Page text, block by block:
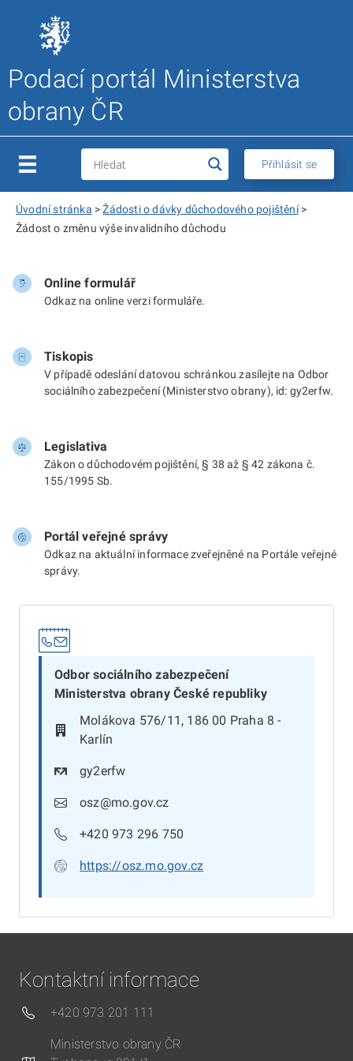
Podací portál Ministerstva
obrany ČR
Přihlásit se
Úvodní stránka >Žádosti o dávky důchodového pojištění>
Žádost o změnu výše invalidního důchodu
Online formulář
Odkaz na online verzi formuláře.
Tiskopis
V případě odeslání datovou schránkou zasílejte na Odbor
sociálního zabezpečení (Ministerstvo obrany), id: gy2erfw.
Legislativa
Zákon o důchodovém pojištění, § 38 až § 42 zákona č.
155/1995 Sb.
Portál veřejné správy
Odkaz na aktuální informace zveřejněné na Portále veřejné
správy.
Odbor sociálního zabezpečení
Ministerstva obrany České republiky
Molákova 576/11, 186 00 Praha 8 -
Karlín
gy2erfw
osz@mo.gov.cz
+420 973 296 750
https://osz.mo.gov.cz
Kontaktní informace
+420 973 201 111
Ministerstvo obrany ČR